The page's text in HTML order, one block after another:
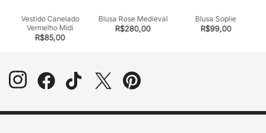
Vestido Canelado
Vermelho Midi
R$85,00
Blusa Rose Medieval
R$280,00
Blusa Soplie
R$99,00